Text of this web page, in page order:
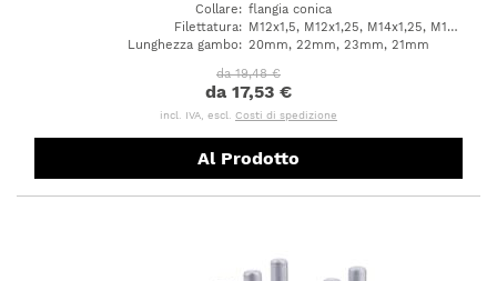
Collare: flangia conica
Filettatura:
M12x1,5, M12x1,25, M14x1,25, M14x1,5
Lunghezza gambo: 20mm, 22mm, 23mm, 21mm
da 19,48 €
da 17,53 €
incl. IVA, escl. Costi di spedizione
Al Prodotto